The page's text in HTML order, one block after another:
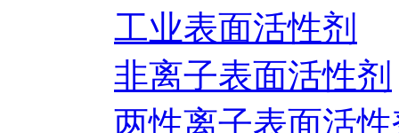
工业表面活性剂
非离子表面活性剂
两性离子表面活